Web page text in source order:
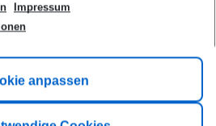
Impressum
anpassen